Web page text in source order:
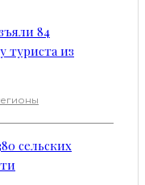
84
туриста из
сельских